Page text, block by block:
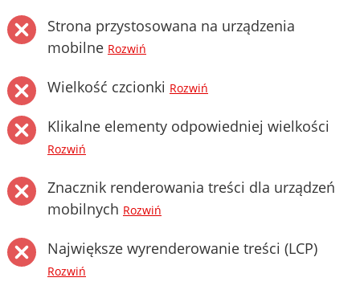
Strona przystosowana na urządzenia
mobilne Rozwiń
Wielkość czcionki Rozwiń
Klikalne elementy odpowiedniej wielkości
Rozwiń
Znacznik renderowania treści dla urządzeń
mobilnych Rozwiń
Największe wyrenderowanie treści (LCP)
Rozwiń